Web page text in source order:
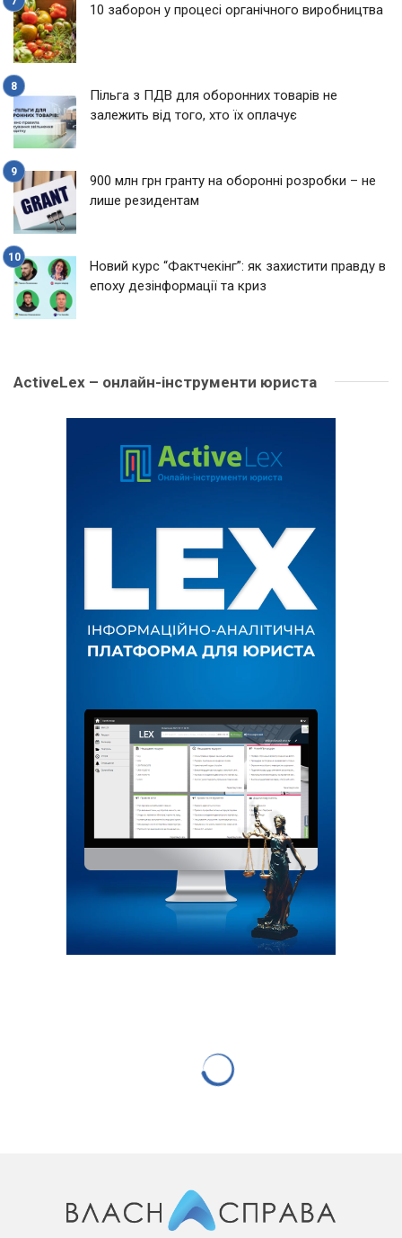
10 заборон у процесі органічного виробництва
Пільга з ПДВ для оборонних товарів не
залежить від того, хто їх оплачує
900 млн грн гранту на оборонні розробки – не
лише резидентам
Новий курс “Фактчекінг”: як захистити правду в
епоху дезінформації та криз
ActiveLex – онлайн-інструменти юриста
867 переглядів